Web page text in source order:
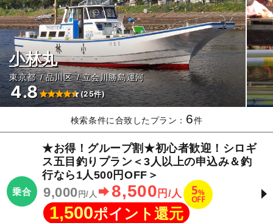
小林丸
東京都 品川区 立会川勝島運河
4.8 (25件)
検索条件に合致したプラン： 6件
乗合
★お得！グループ割★初心者歓迎！シロギ
ス五目釣りプラン＜3人以上の申込み＆釣
行なら1人500円OFF＞
9,000円/人 8,500 円/人 5%
OFF
1,500ポイント還元